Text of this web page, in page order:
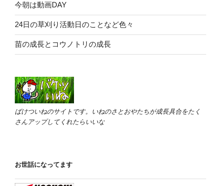
今朝は動画DAY
24日の草刈り活動日のことなど色々
苗の成長とコウノトリの成長
ばけついねのサイトです。いねのさとおやたちが成長具合をたく
さんアップしてくれたらいいな
お世話になってます